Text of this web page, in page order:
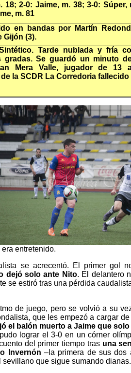
18; 2-0: Jaime, m. 38; 3-0: Súper,
m. 81
en bandas por Martín
Gijón (3).
Tarde nublada y fría
gradas. Se guardó un minuto
Mera Valle, jugador de 13
la SCDR La Corredoria fallecido
entretenido.
se acrecentó. El primer gol
dejó solo ante Nito. El delantero
se estiró tras una pérdida
de juego, pero se volvió a su
que les empezó a cargar
el balón muerto a Jaime que
lograr el 3-0 en un córner
del primer tiempo tras una
Invernón –la primera de sus dos
que sigue sumando dianas.